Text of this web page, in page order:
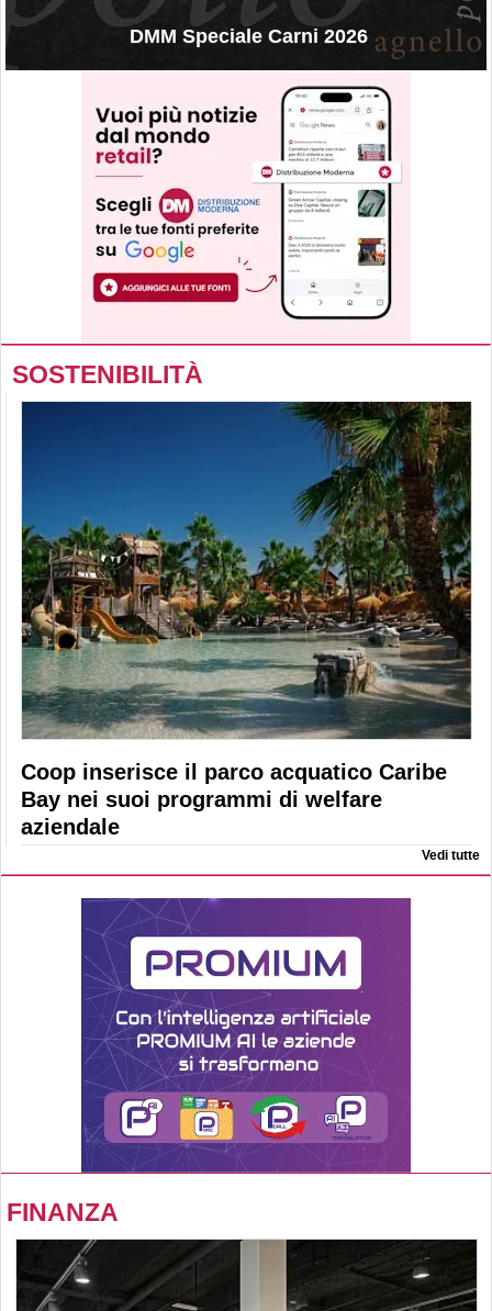
DMM Speciale Carni 2026
SOSTENIBILITÀ
Coop inserisce il parco acquatico Caribe
Bay nei suoi programmi di welfare
aziendale
Vedi tutte
FINANZA